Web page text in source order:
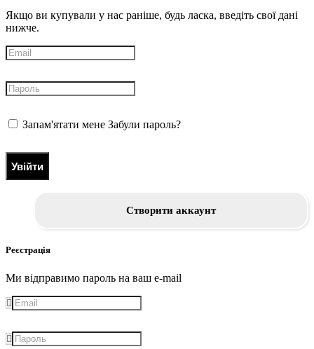
Якщо ви купували у нас раніше, будь ласка, введіть свої дані
нижче.
Запам'ятати мене Забули пароль?
Увійти
Створити аккаунт
Реєстрація
Ми відправимо пароль на ваш e-mail